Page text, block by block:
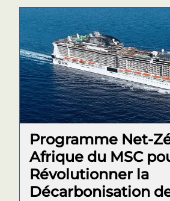
Programme Net-
Afrique du MSC
Révolutionner la
Décarbonisation